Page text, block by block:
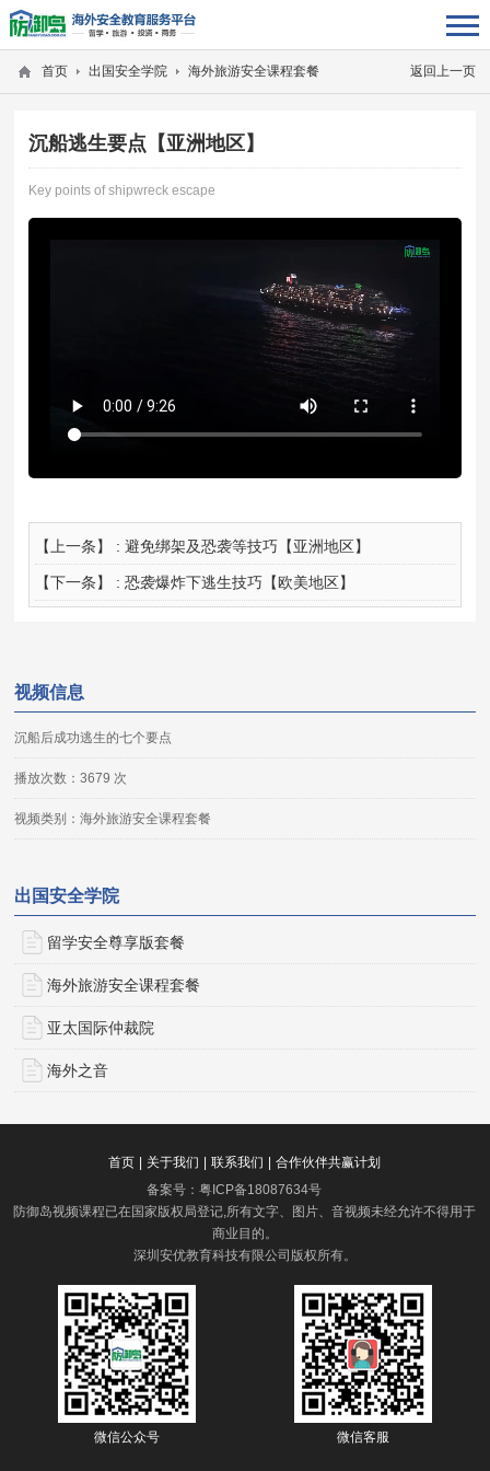
返回上一页
首页 出国安全学院 海外旅游安全课程套餐
沉船逃生要点【亚洲地区】
Key points of shipwreck escape
【上一条】 :避免绑架及恐袭等技巧【亚洲地区】
【下一条】 :恐袭爆炸下逃生技巧【欧美地区】
视频信息
沉船后成功逃生的七个要点
播放次数：3679 次
视频类别：海外旅游安全课程套餐
出国安全学院
留学安全尊享版套餐
海外旅游安全课程套餐
亚太国际仲裁院
海外之音
首页 | 关于我们 | 联系我们 | 合作伙伴共赢计划
备案号： 粤ICP备18087634号
防御岛视频课程已在国家版权局登记,所有文字、图片、音视频未经允许不得用于
商业目的。
深圳安优教育科技有限公司版权所有。
微信客服
微信公众号